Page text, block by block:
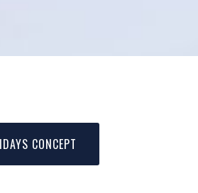
CONCEPT